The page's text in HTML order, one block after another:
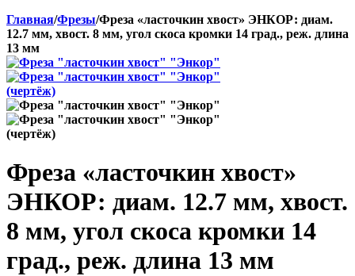
Главная/Фрезы/Фреза «ласточкин хвост» ЭНКОР: диам.
12.7 мм, хвост. 8 мм, угол скоса кромки 14 град., реж. длина
13 мм
Фреза «ласточкин хвост»
ЭНКОР: диам. 12.7 мм, хвост.
8 мм, угол скоса кромки 14
град., реж. длина 13 мм